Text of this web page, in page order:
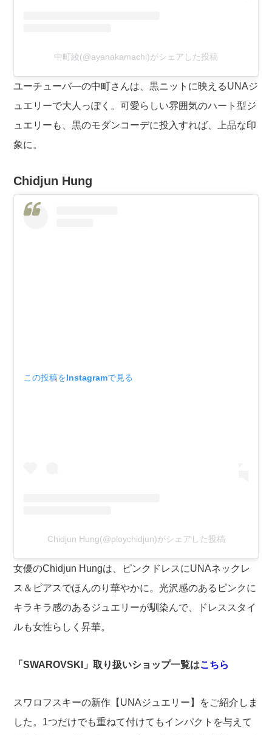
中町綾(@ayanakamachi)がシェアした投稿
ユーチューバ―の中町さんは、黒ニットに映えるUNAジ
ュエリーで大人っぽく。可愛らしい雰囲気のハート型ジ
ュエリーも、黒のモダンコーデに投入すれば、上品な印
象に。
Chidjun Hung
この投稿をInstagramで見る
Chidjun Hung(@ploychidjun)がシェアした投稿
女優のChidjun Hungは、ピンクドレスにUNAネックレ
ス＆ピアスでほんのり華やかに。光沢感のあるピンクに
キラキラ感のあるジュエリーが馴染んで、ドレススタイ
ルも女性らしく昇華。
「SWAROVSKI」取り扱いショップ一覧はこちら
スワロフスキーの新作【UNAジュエリー】をご紹介しま
した。1つだけでも重ねて付けてもインパクトを与えて